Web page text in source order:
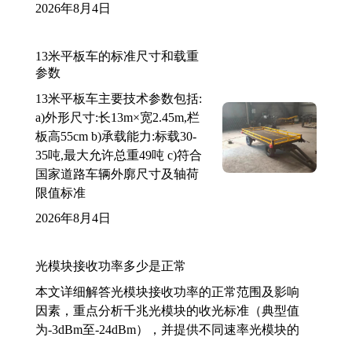
2026年8月4日
13米平板车的标准尺寸和载重
参数
13米平板车主要技术参数包括:
a)外形尺寸:长13m×宽2.45m,栏
板高55cm b)承载能力:标载30-
35吨,最大允许总重49吨 c)符合
国家道路车辆外廓尺寸及轴荷
限值标准
2026年8月4日
光模块接收功率多少是正常
本文详细解答光模块接收功率的正常范围及影响
因素，重点分析千兆光模块的收光标准（典型值
为-3dBm至-24dBm），并提供不同速率光模块的